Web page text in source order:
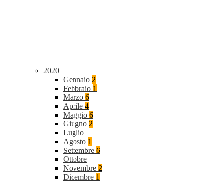
2020
Gennaio 2
Febbraio 1
Marzo 6
Aprile 4
Maggio 6
Giugno 2
Luglio
Agosto 1
Settembre 6
Ottobre
Novembre 2
Dicembre 1